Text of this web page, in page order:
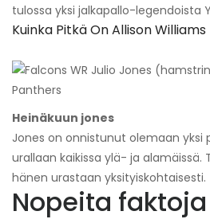
tulossa yksi jalkapallo-legendoista
Kuinka Pitkä On Allison Williams
Heinäkuun jones
Jones on onnistunut olemaan yksi
urallaan kaikissa ylä- ja alamäissä.
hänen urastaan ​​yksityiskohtaisesti.
Nopeita faktoja